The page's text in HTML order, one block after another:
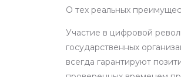
О тех реальных
Участие в цифровой
государственных
всегда гарантируют